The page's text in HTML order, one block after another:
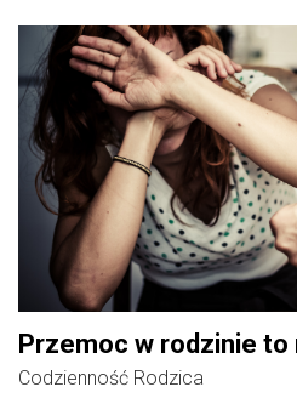
Przemoc w rodzinie
Codzienność Rodzica